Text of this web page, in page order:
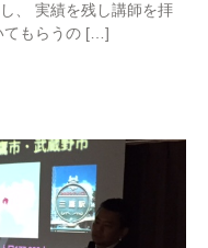
、 実績を残し講師を拝
てもらうの […]